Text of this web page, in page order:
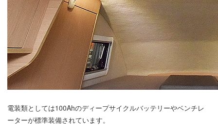
電装類としては100Ahのディープサイクルバッテリーやベンチレ
ーターが標準装備されています。